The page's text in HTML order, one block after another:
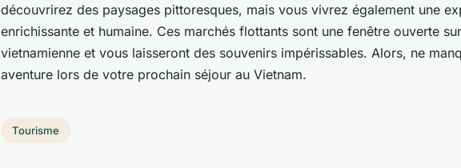
découvrirez des paysages pittoresques, mais vous vivrez également une
enrichissante et humaine. Ces marchés flottants sont une fenêtre ouverte
vietnamienne et vous laisseront des souvenirs impérissables. Alors, ne
aventure lors de votre prochain séjour au Vietnam.
Tourisme